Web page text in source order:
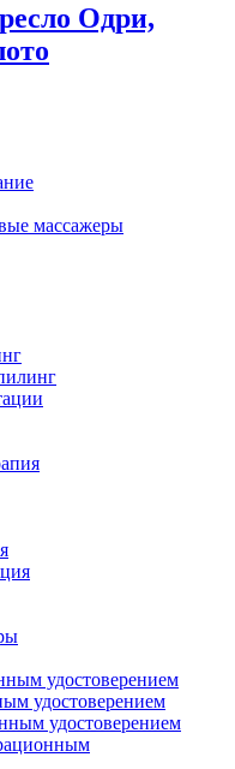
Одри,
массажеры
удостоверением
удостоверением
удостоверением